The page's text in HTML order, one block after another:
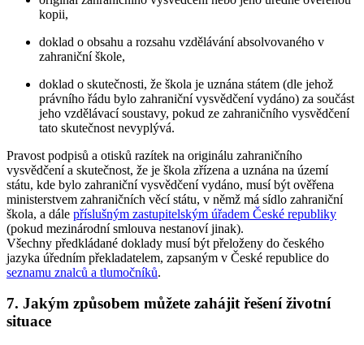
kopii,
doklad o obsahu a rozsahu vzdělávání absolvovaného v
zahraniční škole,
doklad o skutečnosti, že škola je uznána státem (dle jehož
právního řádu bylo zahraniční vysvědčení vydáno) za součást
jeho vzdělávací soustavy, pokud ze zahraničního vysvědčení
tato skutečnost nevyplývá.
Pravost podpisů a otisků razítek na originálu zahraničního
vysvědčení a skutečnost, že je škola zřízena a uznána na území
státu, kde bylo zahraniční vysvědčení vydáno, musí být ověřena
ministerstvem zahraničních věcí státu, v němž má sídlo zahraniční
škola, a dále příslušným zastupitelským úřadem České republiky
(pokud mezinárodní smlouva nestanoví jinak).
Všechny předkládané doklady musí být přeloženy do českého
jazyka úředním překladatelem, zapsaným v České republice do
seznamu znalců a tlumočníků.
7. Jakým způsobem můžete zahájit řešení životní
situace